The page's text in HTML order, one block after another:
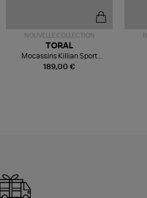
NOUVELLE COLLECTION
189,00 €
TORAL
Mocassins Killian Sport
Mousse